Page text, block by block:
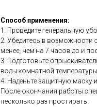
Способ применения:
1. Проведите генеральную
2. Убедитесь в
менее, чем на 7 часов до и
3. Подготовьте
воды комнатной
4. Наденьте защитную маску
После окончания работы
несколько раз простирать.